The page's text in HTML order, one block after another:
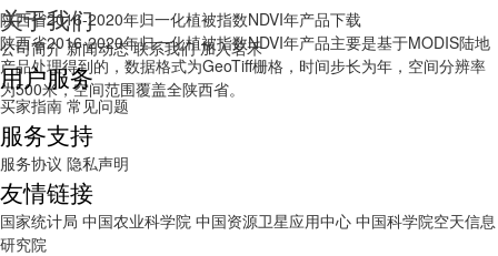
陕西省2016-2020年归一化植被指数NDVI年产品下载
陕西省2016-2020年归一化植被指数NDVI年产品主要是基于MODIS陆地
产品处理得到的，数据格式为GeoTiff栅格，时间步长为年，空间分辨率
为500米，空间范围覆盖全陕西省。
关于我们
公司简介 新闻动态 联系我们 加入茗禾
用户服务
买家指南 常见问题
服务支持
服务协议 隐私声明
友情链接
国家统计局 中国农业科学院 中国资源卫星应用中心 中国科学院空天信息
研究院